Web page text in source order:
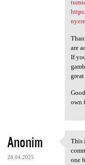
are
If
own
Anonim
28.04.2025
This
This
one